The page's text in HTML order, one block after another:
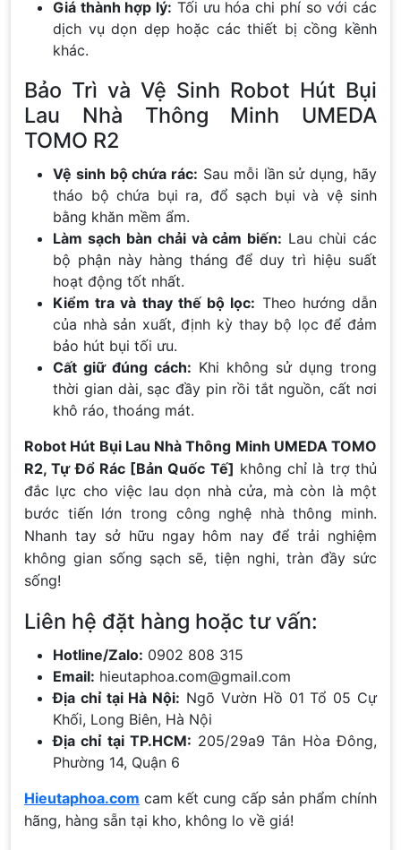
Giá thành hợp lý: Tối ưu hóa chi phí so với các
dịch vụ dọn dẹp hoặc các thiết bị cồng kềnh
khác.
Bảo Trì và Vệ Sinh Robot Hút Bụi
Lau Nhà Thông Minh UMEDA
TOMO R2
Vệ sinh bộ chứa rác: Sau mỗi lần sử dụng, hãy
tháo bộ chứa bụi ra, đổ sạch bụi và vệ sinh
bằng khăn mềm ẩm.
Làm sạch bàn chải và cảm biến: Lau chùi các
bộ phận này hàng tháng để duy trì hiệu suất
hoạt động tốt nhất.
Kiểm tra và thay thế bộ lọc: Theo hướng dẫn
của nhà sản xuất, định kỳ thay bộ lọc để đảm
bảo hút bụi tối ưu.
Cất giữ đúng cách: Khi không sử dụng trong
thời gian dài, sạc đầy pin rồi tắt nguồn, cất nơi
khô ráo, thoáng mát.
Robot Hút Bụi Lau Nhà Thông Minh UMEDA TOMO
R2, Tự Đổ Rác [Bản Quốc Tế] không chỉ là trợ thủ
đắc lực cho việc lau dọn nhà cửa, mà còn là một
bước tiến lớn trong công nghệ nhà thông minh.
Nhanh tay sở hữu ngay hôm nay để trải nghiệm
không gian sống sạch sẽ, tiện nghi, tràn đầy sức
sống!
Liên hệ đặt hàng hoặc tư vấn:
Hotline/Zalo: 0902 808 315
Email: hieutaphoa.com@gmail.com
Địa chỉ tại Hà Nội: Ngõ Vườn Hồ 01 Tổ 05 Cự
Khối, Long Biên, Hà Nội
Địa chỉ tại TP.HCM: 205/29a9 Tân Hòa Đông,
Phường 14, Quận 6
Hieutaphoa.com cam kết cung cấp sản phẩm chính
hãng, hàng sẵn tại kho, không lo về giá!